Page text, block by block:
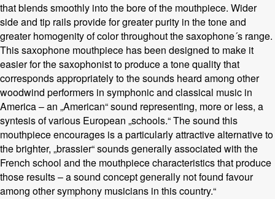
that blends smoothly into the bore of the mouthpiece. Wider
side and tip rails provide for greater purity in the tone and
greater homogenity of color throughout the saxophone´s range.
This saxophone mouthpiece has been designed to make it
easier for the saxophonist to produce a tone quality that
corresponds appropriately to the sounds heard among other
woodwind performers in symphonic and classical music in
America – an „American“ sound representing, more or less, a
syntesis of various European „schools.“ The sound this
mouthpiece encourages is a particularly attractive alternative to
the brighter, „brassier“ sounds generally associated with the
French school and the mouthpiece characteristics that produce
those results – a sound concept generally not found favour
among other symphony musicians in this country.“